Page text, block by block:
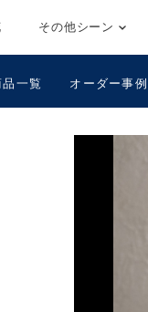
その他シーン
品一覧 オーダー事